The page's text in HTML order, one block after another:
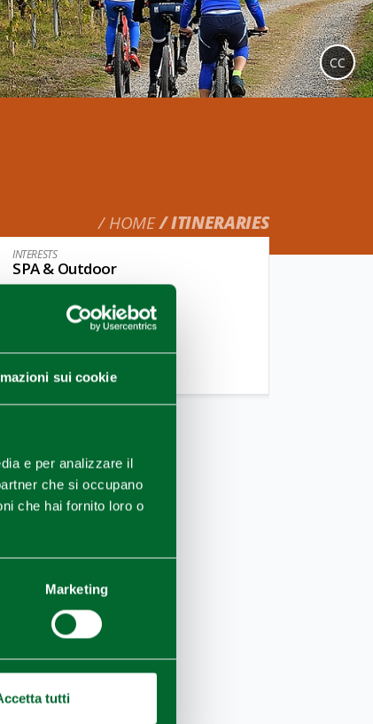
sui cookie
e per analizzare il
che si occupano
che hai fornito loro o
Marketing
tutti
HOME ITINERARIES
CC
INTERESTS
SPA & Outdoor
Family,Friends/Single
OPERATORI